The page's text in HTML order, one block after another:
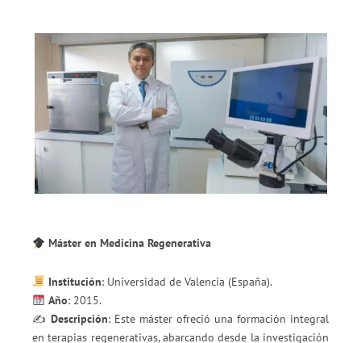
Máster en Medicina Regenerativa
Institución: Universidad de Valencia (España).
Año: 2015.
✍️ Descripción: Este máster ofreció una formación integral
en terapias regenerativas, abarcando desde la investigación